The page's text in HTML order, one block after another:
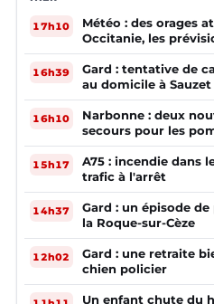
17h10
Météo : des orages
Occitanie, les
16h39
Gard : tentative de
au domicile à Sauzet
16h10
Narbonne : deux
secours pour les
15h17
A75 : incendie dans
trafic à l'arrêt
14h37
Gard : un épisode
la Roque-sur-Cèze
12h02
Gard : une retraite
chien policier
Un enfant chute du